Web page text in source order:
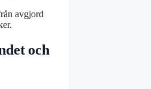
avgjord
och